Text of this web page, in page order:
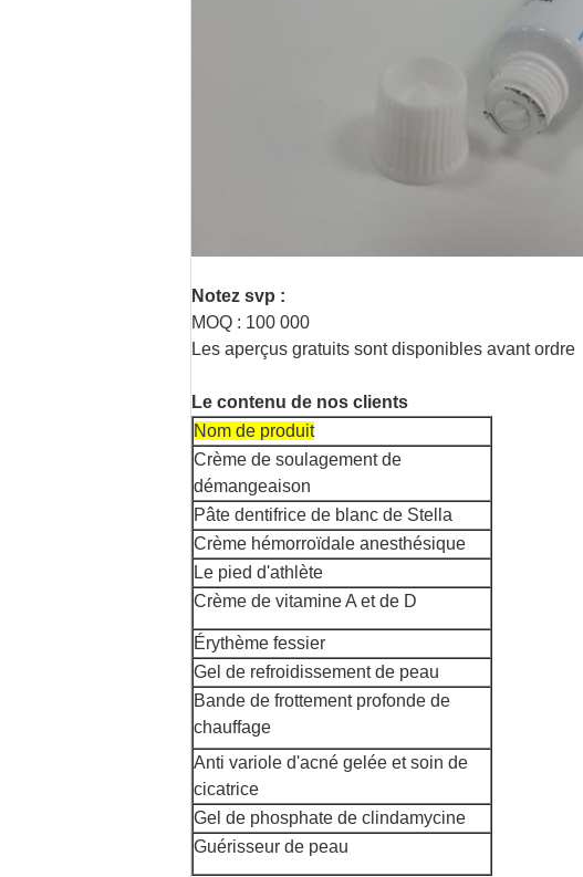
Notez svp :
MOQ : 100 000
Les aperçus gratuits sont disponibles avant ordre
Le contenu de nos clients
Nom de produit
Crème de soulagement de
démangeaison
Pâte dentifrice de blanc de Stella
Crème hémorroïdale anesthésique
Le pied d'athlète
Crème de vitamine A et de D
Érythème fessier
Gel de refroidissement de peau
Bande de frottement profonde de
chauffage
Anti variole d'acné gelée et soin de
cicatrice
Gel de phosphate de clindamycine
Guérisseur de peau